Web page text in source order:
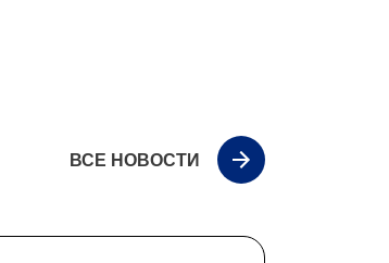
ВСЕ НОВОСТИ